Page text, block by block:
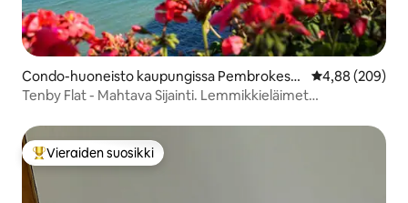
Condo-huoneisto kaupungissa Pembrokeshi
re
4,88 (209)
Tenby Flat - Mahtava Sijainti. Lemmikkieläimet
Vieraiden suosikkien parhaimmistoa
Vieraiden suosikki